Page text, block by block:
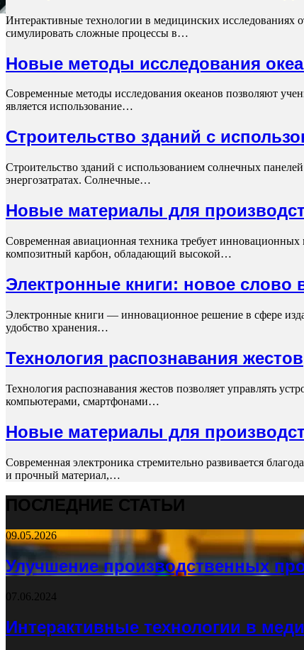
Интерактивные технологии в медицинских исследованиях
симулировать сложные процессы в…
Новые методы исследования
Современные методы исследования океанов позволяют
является использование…
Строительство зданий с
Строительство зданий с использованием солнечных
энергозатратах. Солнечные…
Новые материалы для
Современная авиационная техника требует
композитный карбон, обладающий высокой…
Электронные книги: новое слово
Электронные книги — инновационное решение в сфере
удобство хранения…
Технология распознавания жестов
Технология распознавания жестов позволяет управлять
компьютерами, смартфонами…
Новые материалы для
Современная электроника стремительно развивается
и прочный материал,…
ПОСЛЕДНИЕ СТАТЬИ
09.05.2026
Улучшение производственных
07.06.2024
Интерактивные технологии в